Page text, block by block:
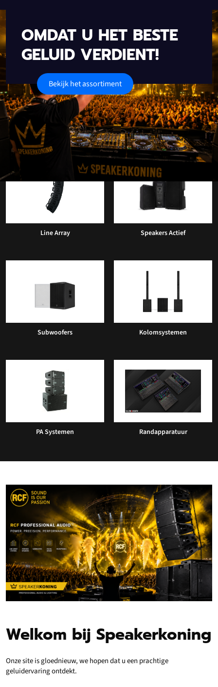
OMDAT U HET BESTE
GELUID VERDIENT!
Bekijk het assortiment
Onze populaire categorieën
Line Array Speakers Actief
Subwoofers Kolomsystemen
PA Systemen Randapparatuur
Welkom bij Speakerkoning
Onze site is gloednieuw, we hopen dat u een prachtige
geluidervaring ontdekt.